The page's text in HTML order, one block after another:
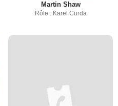
Martin Shaw
Rôle : Karel Curda